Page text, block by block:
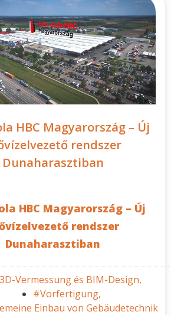
HBC Magyarország – Új
rendszer
Dunaharasztiban
HBC Magyarország – Új
rendszer
Dunaharasztiban
Vermessung és BIM-Design,
#Vorfertigung,
Einbau von Gebäudetechnik